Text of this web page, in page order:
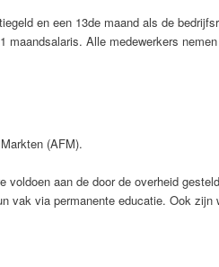
en een 13de maand als de
Alle medewerkers
(AFM).
aan de door de overheid
vak via permanente educatie. Ook